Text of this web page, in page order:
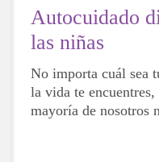
Autocuidado
las niñas
No importa cuál sea
la vida te
mayoría de nosotros
estímulo para